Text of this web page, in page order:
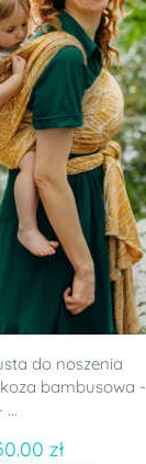
do noszenia
bambusowa -
...
zł